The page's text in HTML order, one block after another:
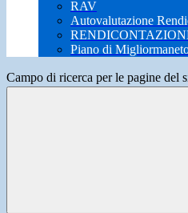
RAV
Autovalutazione
Piano di
Campo di ricerca per le pagine del